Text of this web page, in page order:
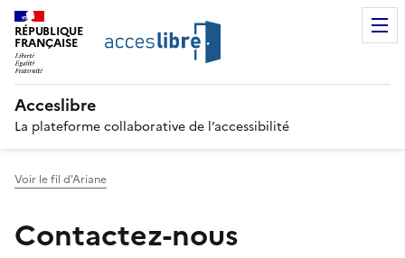
RÉPUBLIQUE
FRANÇAISE
Acceslibre
La plateforme collaborative de l’accessibilité
Voir le fil d'Ariane
Contactez-nous